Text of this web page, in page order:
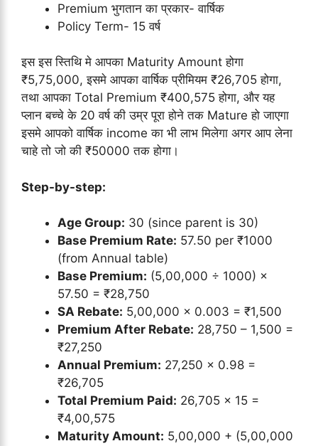
Premium भुगतान का प्रकार- वार्षिक
Policy Term- 15 वर्ष
इस इस स्तिथि मे आपका Maturity Amount होगा
₹5,75,000, इसमे आपका वार्षिक प्रीमियम ₹26,705 होगा,
तथा आपका Total Premium ₹400,575 होगा, और यह
प्लान बच्चे के 20 वर्ष की उम्र पूरा होने तक Mature हो जाएगा
इसमे आपको वार्षिक income का भी लाभ मिलेगा अगर आप लेना
चाहे तो जो की ₹50000 तक होगा।
Step-by-step:
Age Group: 30 (since parent is 30)
Base Premium Rate: 57.50 per ₹1000
(from Annual table)
Base Premium: (5,00,000 ÷ 1000) ×
57.50 = ₹28,750
SA Rebate: 5,00,000 × 0.003 = ₹1,500
Premium After Rebate: 28,750 – 1,500 =
₹27,250
Annual Premium: 27,250 × 0.98 =
₹26,705
Total Premium Paid: 26,705 × 15 =
₹4,00,575
Maturity Amount: 5,00,000 + (5,00,000